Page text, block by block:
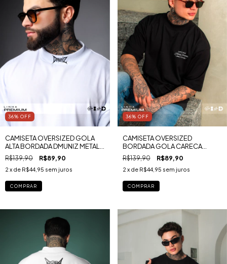
36% OFF
CAMISETA OVERSIZED GOLA
ALTA BORDADA DMUNIZ METAL
MALHA PREMIUM RUGBY
R$139,90 R$89,90
2 x de R$44,95 sem juros
COMPRAR
36% OFF
CAMISETA OVERSIZED
BORDADA GOLA CARECA
BRITISH ESSENCE MALHA
PREMIUM RUGBY
R$139,90 R$89,90
2 x de R$44,95 sem juros
COMPRAR